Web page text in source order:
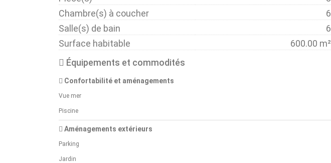
Chambre(s) à coucher
6
Salle(s) de bain
6
Surface habitable
600.00 m²
Équipements et commodités
Confortabilité et aménagements
Vue mer
Piscine
Aménagements extérieurs
Parking
Jardin